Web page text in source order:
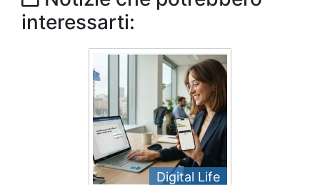
interessarti:
Digital Life